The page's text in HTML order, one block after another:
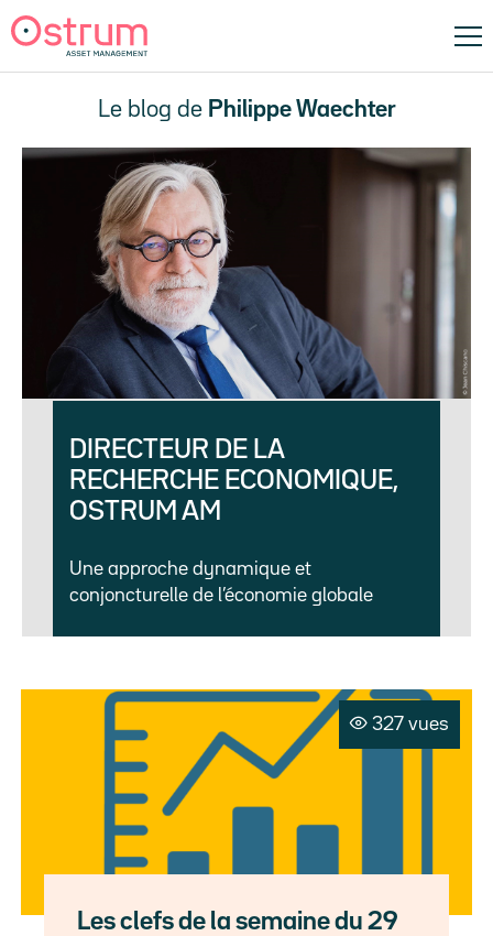
Le blog de Philippe Waechter
DIRECTEUR DE LA
RECHERCHE ECONOMIQUE,
OSTRUM AM
Une approche dynamique et
conjoncturelle de l’économie globale
327 vues
Les clefs de la semaine du 29